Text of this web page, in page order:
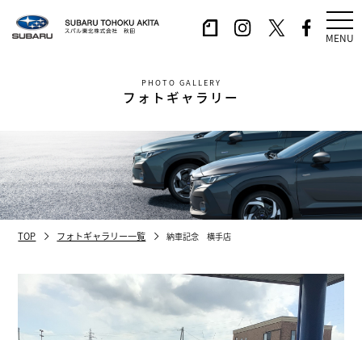
MENU
PHOTO GALLERY
フォトギャラリー
TOP フォトギャラリー一覧 納車記念 横手店